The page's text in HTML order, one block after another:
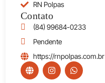
RN Polpas
Contato
(84) 99684-0233
Pendente
https://rnpolpas.com.br